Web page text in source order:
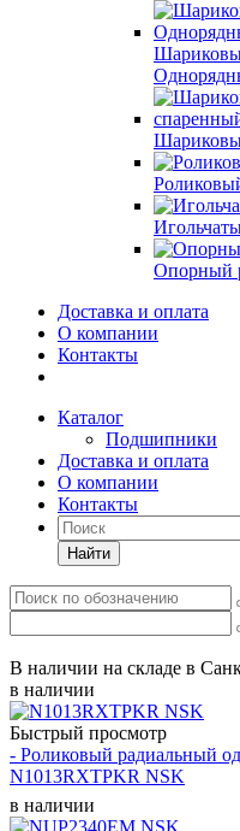
Опорный
Доставка и оплата
О компании
Контакты
Каталог
Подшипники
Доставка и оплата
О компании
Контакты
Найти
В наличии на складе в
в наличии
Быстрый просмотр
- Роликовый радиальный
N1013RXTPKR NSK
в наличии